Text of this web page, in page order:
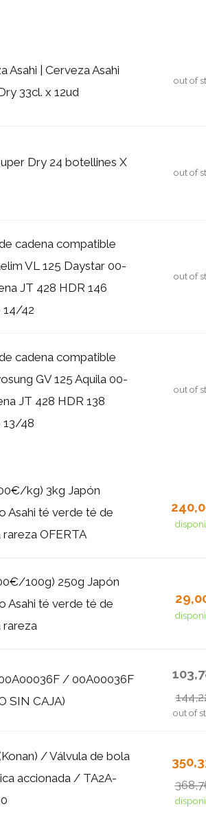
Asahi | Cerveza Asahi
33cl. x 12ud
out of
Dry 24 botellines X
out of
cadena compatible
VL 125 Daystar 00-
JT 428 HDR 146
14/42
out of
cadena compatible
GV 125 Aquila 00-
JT 428 HDR 138
13/48
out of
kg) 3kg Japón
Asahi té verde té de
OFERTA
100g) 250g Japón
Asahi té verde té de
rareza
/ 00A00036F
SIN CAJA)
out of
/ Válvula de bola
accionada / TA2A-